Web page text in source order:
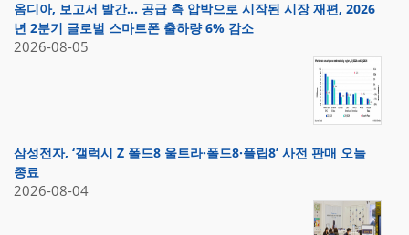
옴디아, 보고서 발간… 공급 측 압박으로 시작된 시장 재편, 2026
년 2분기 글로벌 스마트폰 출하량 6% 감소
2026-08-05
삼성전자, ‘갤럭시 Z 폴드8 울트라·폴드8·플립8’ 사전 판매 오늘
종료
2026-08-04